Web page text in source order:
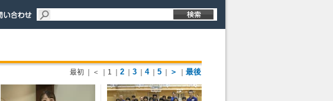
最初 ｜＜ ｜1 2 3 4 5 ＞ 最後